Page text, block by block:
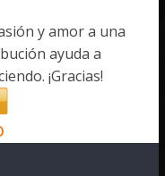
y amor a una
ayuda a
¡Gracias!